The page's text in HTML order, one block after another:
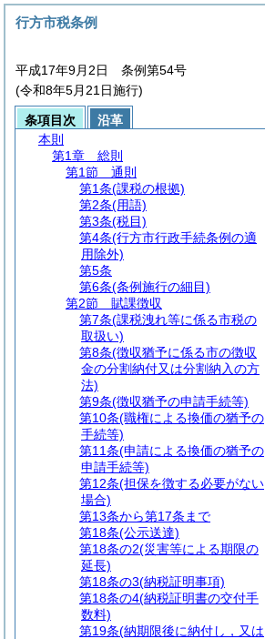
行方市税条例
平成17年9月2日 条例第54号
(令和8年5月21日施行)
条項目次
沿革
本則
第1章
総則
第1節
通則
第1条(課税の根拠)
第2条(用語)
第3条(税目)
第4条(行方市行政手続条例の適
用除外)
第5条
第6条(条例施行の細目)
第2節
賦課徴収
第7条(課税洩れ等に係る市税の
取扱い)
第8条(徴収猶予に係る市の徴収
金の分割納付又は分割納入の方
法)
第9条(徴収猶予の申請手続等)
第10条(職権による換価の猶予の
手続等)
第11条(申請による換価の猶予の
申請手続等)
第12条(担保を徴する必要がない
場合)
第13条から第17条まで
第18条(公示送達)
第18条の2(災害等による期限の
延長)
第18条の3(納税証明事項)
第18条の4(納税証明書の交付手
数料)
第19条(納期限後に納付し，又は